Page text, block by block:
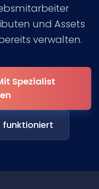
und Assets
verwalten.
Spezialist
funktioniert